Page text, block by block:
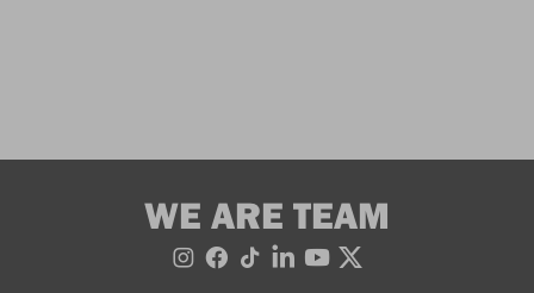
WE ARE TEAM